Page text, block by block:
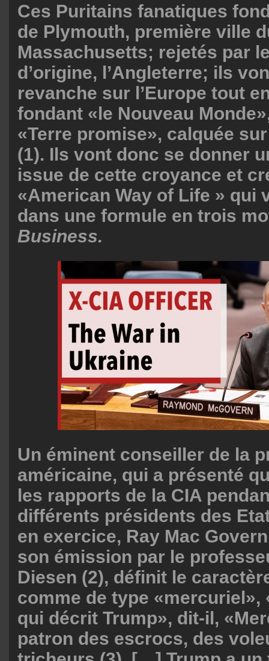
Ces Puritains fanatiques
de Plymouth, première ville
Massachusetts; rejetés par
d’origine, l’Angleterre; ils
revanche sur l’Europe tout
fondant «le Nouveau
«Terre promise», calquée
(1). Ils vont donc se donner
issue de cette croyance et
«American Way of Life » qui
dans une formule en trois
Business.
Un éminent conseiller de la
américaine, qui a présenté
les rapports de la CIA
différents présidents des
en exercice, Ray Mac
son émission par le
Diesen (2), définit le
comme de type «mercuriel»,
qui décrit Trump», dit-il,
patron des escrocs, des